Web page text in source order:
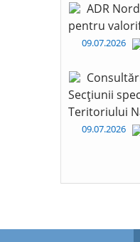
ADR
pentru
09.07.2026
Secțiunii
Teritoriului
09.07.2026